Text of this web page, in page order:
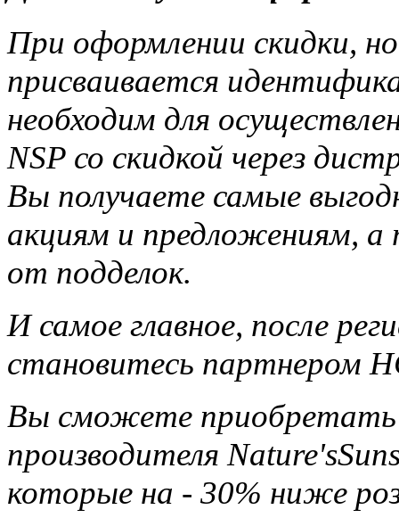
При оформлении скидки,
присваивается
необходим для
NSP со скидкой через
Вы получаете самые
акциям и предложениям,
от подделок.
И самое главное, после
становитесь партнером
Вы сможете приобретать
производителя
которые на - 30% ниже